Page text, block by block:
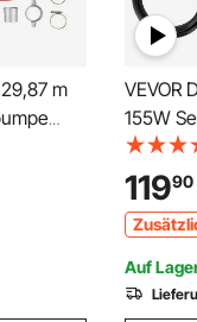
m
VEVOR
155W
2800U/
kg
11990
Auf